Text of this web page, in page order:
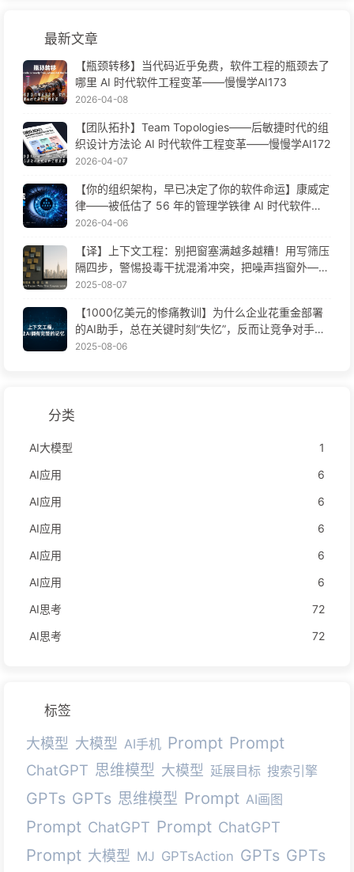
最新文章
【瓶颈转移】当代码近乎免费，软件工程的瓶颈去了
哪里 AI 时代软件工程变革——慢慢学AI173
2026-04-08
【团队拓扑】Team Topologies——后敏捷时代的组
织设计方法论 AI 时代软件工程变革——慢慢学AI172
2026-04-07
【你的组织架构，早已决定了你的软件命运】康威定
律——被低估了 56 年的管理学铁律 AI 时代软件工
程变革——慢慢学AI171
2026-04-06
【译】上下文工程：别把窗塞满越多越糟！用写筛压
隔四步，警惕投毒干扰混淆冲突，把噪声挡窗外——
慢慢学AI170
2025-08-07
【1000亿美元的惨痛教训】为什么企业花重金部署
的AI助手，总在关键时刻“失忆”，反而让竞争对手实
现90%性能提升？——慢慢学AI169
2025-08-06
分类
AI大模型
1
AI应用
6
AI应用
6
AI应用
6
AI应用
6
AI应用
6
AI思考
72
AI思考
72
标签
大模型 大模型 AI手机 Prompt Prompt
ChatGPT 思维模型 大模型 延展目标 搜索引擎
GPTs GPTs 思维模型 Prompt AI画图
Prompt ChatGPT Prompt ChatGPT
Prompt 大模型 MJ GPTsAction GPTs GPTs